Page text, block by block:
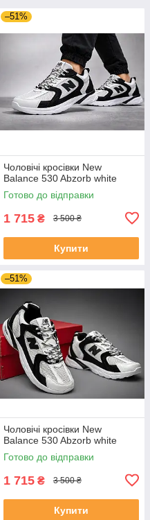
–51%
Чоловічі кросівки New
Balance 530 Abzorb white
Готово до відправки
1 715 ₴ 3 500 ₴
Купити
–51%
Чоловічі кросівки New
Balance 530 Abzorb white
Готово до відправки
1 715 ₴ 3 500 ₴
Купити